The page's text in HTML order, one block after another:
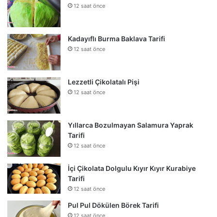
12 saat önce
Kadayıflı Burma Baklava Tarifi
12 saat önce
Lezzetli Çikolatalı Pişi
12 saat önce
Yıllarca Bozulmayan Salamura Yaprak
Tarifi
12 saat önce
İçi Çikolata Dolgulu Kıyır Kıyır Kurabiye
Tarifi
12 saat önce
Pul Pul Dökülen Börek Tarifi
12 saat önce